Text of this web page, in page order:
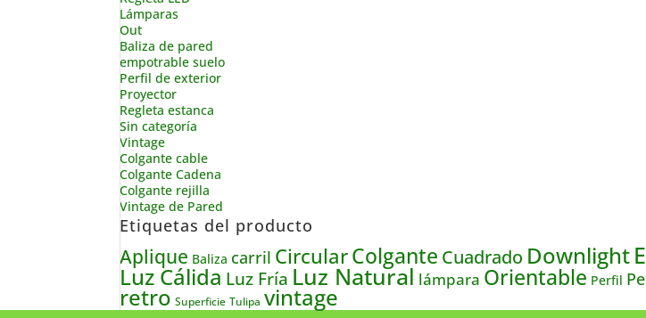
Lámparas
Out
Baliza de pared
empotrable suelo
Perfil de exterior
Proyector
Regleta estanca
Sin categoría
Vintage
Colgante cable
Colgante Cadena
Colgante rejilla
Vintage de Pared
Etiquetas del producto
Aplique Baliza carril CircularColgante Cuadrado Downlight
Luz Cálida Luz Fría Luz Natural lámpara Orientable Perfil
retro Superficie Tulipa vintage